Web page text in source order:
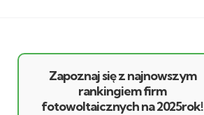
Zapoznaj się z najnowszym
rankingiem firm
fotowoltaicznych na 2025rok!